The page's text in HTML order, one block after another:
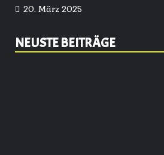
20. März 2025
NEUSTE BEITRÄGE